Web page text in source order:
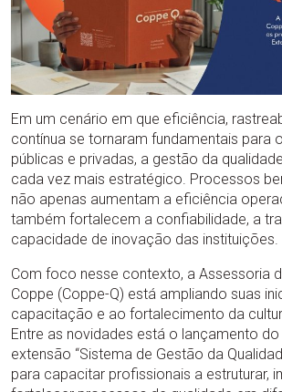
Em um cenário em que eficiência,
contínua se tornaram fundamentais para
públicas e privadas, a gestão da
cada vez mais estratégico. Processos
não apenas aumentam a eficiência
também fortalecem a confiabilidade, a
capacidade de inovação das instituições.
Com foco nesse contexto, a Assessoria
Coppe (Coppe-Q) está ampliando suas
capacitação e ao fortalecimento da
Entre as novidades está o lançamento
extensão “Sistema de Gestão da
para capacitar profissionais a estruturar,